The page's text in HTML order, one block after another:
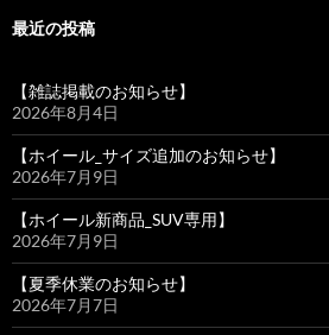
最近の投稿
【雑誌掲載のお知らせ】
2026年8月4日
【ホイール_サイズ追加のお知らせ】
2026年7月9日
【ホイール新商品_SUV専用】
2026年7月9日
【夏季休業のお知らせ】
2026年7月7日